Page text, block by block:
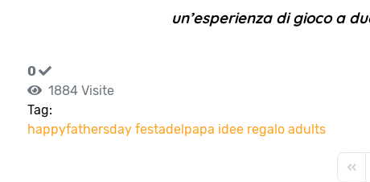
un’esperienza di gioco a
0
1884 Visite
Tag:
happyfathersday festadelpapa idee regalo adults
First